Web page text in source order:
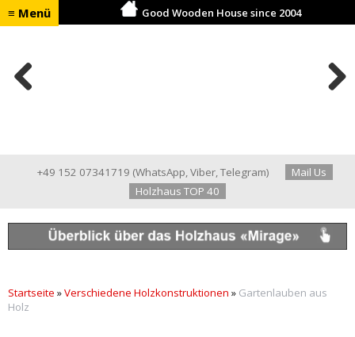
≡ Menü Good Wooden House since 2004
+49 152 07341719 (WhatsApp,Viber,Telegram)
Mail Us
Holzhaus TOP 40
Startseite »Verschiedene Holzkonstruktionen » Gartenlauben aus
Holz